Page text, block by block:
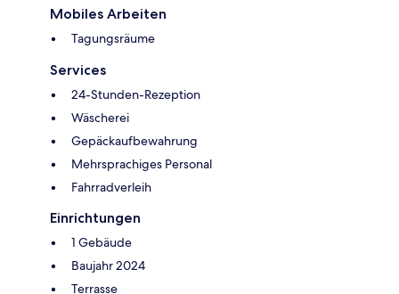
Mobiles Arbeiten
Tagungsräume
Services
24-Stunden-Rezeption
Wäscherei
Gepäckaufbewahrung
Mehrsprachiges Personal
Fahrradverleih
Einrichtungen
1 Gebäude
Baujahr 2024
Terrasse